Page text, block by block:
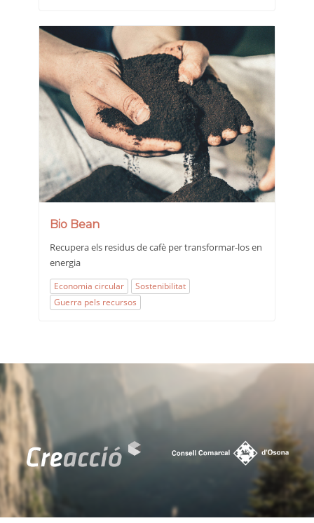
Bio Bean
Recupera els residus de cafè per transformar-los en
energia
Economia circular
Sostenibilitat
Guerra pels recursos